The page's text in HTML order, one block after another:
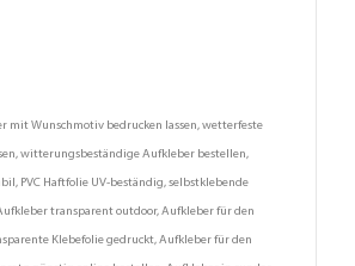
mit Wunschmotiv bedrucken lassen, wetterfeste
witterungsbeständige Aufkleber bestellen,
PVC Haftfolie UV-beständig, selbstklebende
transparent outdoor, Aufkleber für den
Klebefolie gedruckt, Aufkleber für den